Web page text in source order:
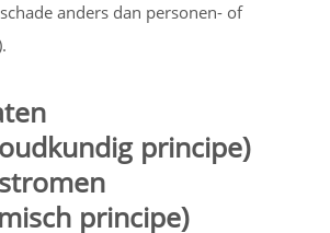
anders dan personen- of
principe)
principe)